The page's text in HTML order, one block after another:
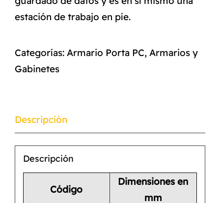
estación de trabajo en píe.
Categorías: Armario Porta PC, Armarios y
Gabinetes
Descripción
Descripción
Código
Dimensiones en
mm